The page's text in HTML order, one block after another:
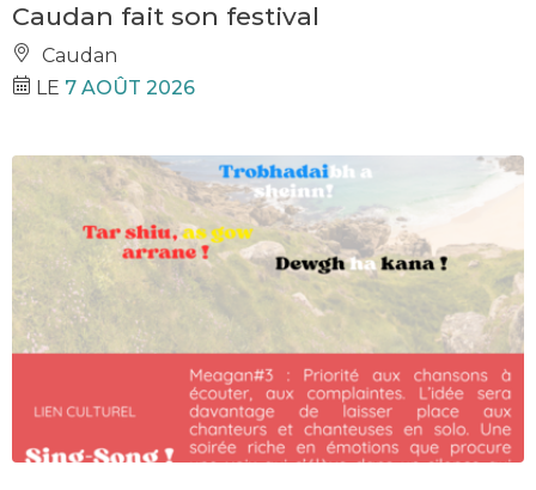
Caudan fait son festival
Caudan
LE 7 AOÛT 2026